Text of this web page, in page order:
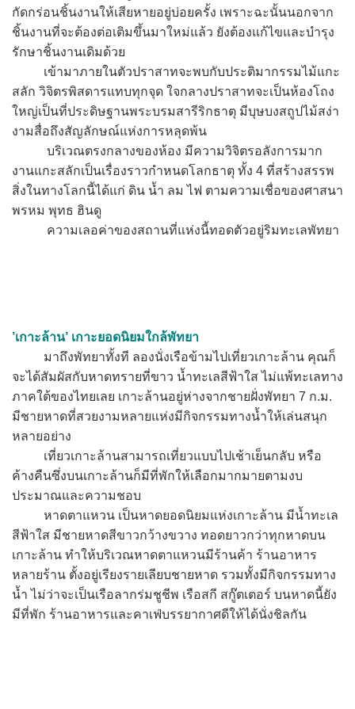
กัดกร่อนชิ้นงานให้เสียหายอยู่บ่อยครั้ง เพราะฉะนั้นนอกจาก
ชิ้นงานที่จะต้องต่อเติมขึ้นมาใหม่แล้ว ยังต้องแก้ไขและบำรุง
รักษาชิ้นงานเดิมด้วย
เข้ามาภายในตัวปราสาทจะพบกับประติมากรรมไม้แกะ
สลัก วิจิตรพิสดารแทบทุกจุด ใจกลางปราสาทจะเป็นห้องโถง
ใหญ่เป็นที่ประดิษฐานพระบรมสารีริกธาตุ มีบุษบงสถูปไม้สง่า
งามสื่อถึงสัญลักษณ์แห่งการหลุดพ้น
บริเวณตรงกลางของห้อง มีความวิจิตรอลังการมาก
งานแกะสลักเป็นเรื่องราวกำหนดโลกธาตุ ทั้ง 4 ที่สร้างสรรพ
สิ่งในทางโลกนี้ได้แก่ ดิน น้ำ ลม ไฟ ตามความเชื่อของศาสนา
พรหม พุทธ ฮินดู
ความเลอค่าของสถานที่แห่งนี้ทอดตัวอยู่ริมทะเลพัทยา
’เกาะล้าน’ เกาะยอดนิยมใกล้พัทยา
มาถึงพัทยาทั้งที ลองนั่งเรือข้ามไปเที่ยวเกาะล้าน คุณก็
จะได้สัมผัสกับหาดทรายที่ขาว น้ำทะเลสีฟ้าใส ไม่แพ้ทะเลทาง
ภาคใต้ของไทยเลย เกาะล้านอยู่ห่างจากชายฝั่งพัทยา 7 ก.ม.
มีชายหาดที่สวยงามหลายแห่งมีกิจกรรมทางน้ำให้เล่นสนุก
หลายอย่าง
เที่ยวเกาะล้านสามารถเที่ยวแบบไปเช้าเย็นกลับ หรือ
ค้างคืนซึ่งบนเกาะล้านก็มีที่พักให้เลือกมากมายตามงบ
ประมาณและความชอบ
หาดตาแหวน เป็นหาดยอดนิยมแห่งเกาะล้าน มีน้ำทะเล
สีฟ้าใส มีชายหาดสีขาวกว้างขวาง ทอดยาวกว่าทุกหาดบน
เกาะล้าน ทำให้บริเวณหาดตาแหวนมีร้านค้า ร้านอาหาร
หลายร้าน ตั้งอยู่เรียงรายเลียบชายหาด รวมทั้งมีกิจกรรมทาง
น้ำ ไม่ว่าจะเป็นเรือลากร่มชูชีพ เรือสกี สกู๊ตเตอร์ บนหาดนี้ยัง
มีที่พัก ร้านอาหารและคาเฟ่บรรยากาศดีให้ได้นั่งชิลกัน